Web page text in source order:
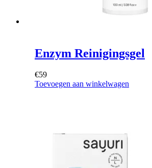
Enzym Reinigingsgel
€59
Toevoegen aan winkelwagen